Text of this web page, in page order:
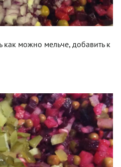
как можно мельче, добавить к